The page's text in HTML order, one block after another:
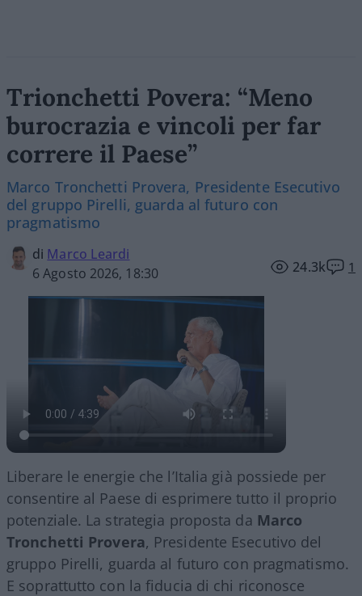
Trionchetti Povera: “Meno
burocrazia e vincoli per far
correre il Paese”
Marco Tronchetti Provera, Presidente Esecutivo
del gruppo Pirelli, guarda al futuro con
pragmatismo
di Marco Leardi
6 Agosto 2026, 18:30
24.3k 1
Liberare le energie che l’Italia già possiede per
consentire al Paese di esprimere tutto il proprio
potenziale. La strategia proposta da Marco
Tronchetti Provera, Presidente Esecutivo del
gruppo Pirelli, guarda al futuro con pragmatismo.
E soprattutto con la fiducia di chi riconosce